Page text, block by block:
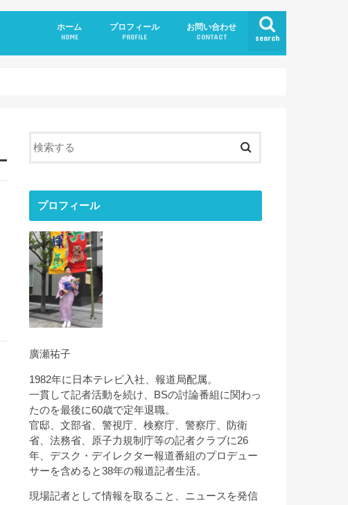
search
ホーム
HOME
プロフィール
PROFILE
お問い合わせ
CONTACT
プロフィール
廣瀬祐子
1982年に日本テレビ入社、報道局配属。
一貫して記者活動を続け、BSの討論番組に関わっ
たのを最後に60歳で定年退職。
官邸、文部省、警視庁、検察庁、警察庁、防衛
省、法務省、原子力規制庁等の記者クラブに26
年、デスク・デイレクター報道番組のプロデュー
サーを含めると38年の報道記者生活。
現場記者として情報を取ること、ニュースを発信